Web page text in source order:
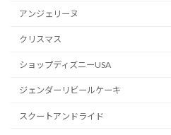
アンジェリーヌ
クリスマス
ショップディズニーUSA
ジェンダーリビールケーキ
スクートアンドライド